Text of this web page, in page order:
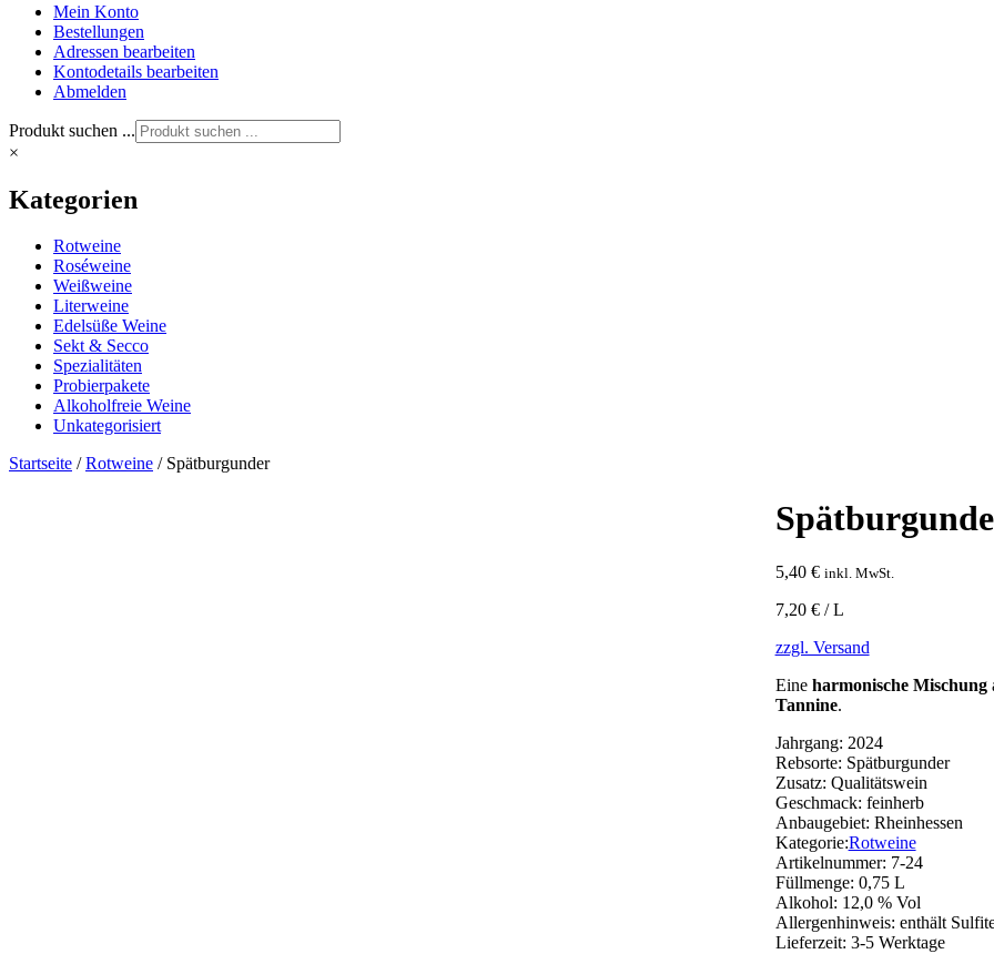
Mein Konto
Bestellungen
Adressen bearbeiten
Kontodetails bearbeiten
Abmelden
Produkt suchen ...
×
Kategorien
Rotweine
Roséweine
Weißweine
Literweine
Edelsüße Weine
Sekt & Secco
Spezialitäten
Probierpakete
Alkoholfreie Weine
Unkategorisiert
Startseite /Rotweine / Spätburgunder
5,40 € inkl. MwSt.
7,20 € / L
zzgl. Versand
Eine harmonische Mischung
Tannine.
Jahrgang: 2024
Rebsorte: Spätburgunder
Zusatz: Qualitätswein
Geschmack: feinherb
Anbaugebiet: Rheinhessen
Kategorie:Rotweine
Artikelnummer: 7-24
Füllmenge: 0,75 L
Alkohol: 12,0 % Vol
Allergenhinweis: enthält
Lieferzeit: 3-5 Werktage